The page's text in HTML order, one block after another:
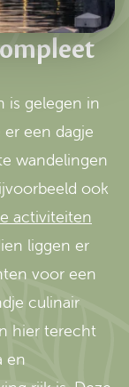
is gelegen in
een dagje
wandelingen
ook
activiteiten
liggen er
voor een
culinair
hier terecht
en